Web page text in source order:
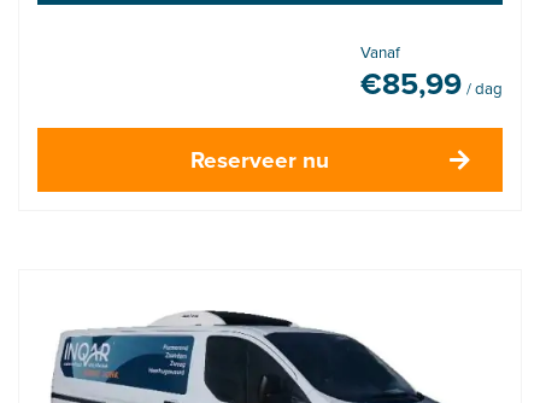
Vanaf
€85,99 / dag
Reserveer nu